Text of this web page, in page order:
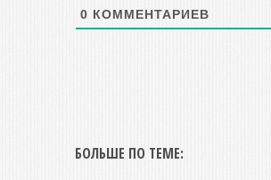
0 КОММЕНТАРИЕВ
БОЛЬШЕ ПО ТЕМЕ: